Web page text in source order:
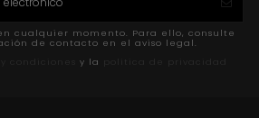
cualquier momento. Para ello, consulte
de contacto en el aviso legal.
y la